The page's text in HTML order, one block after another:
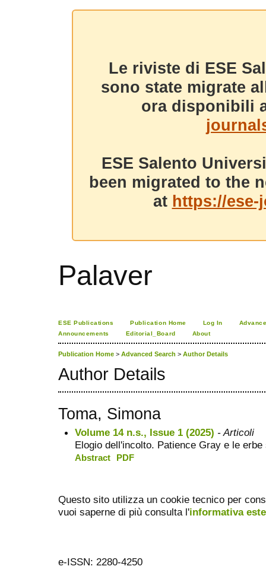
Le riviste di ESE
sono state migrate
ora disponibili
ESE Salento
been migrated to the
at https://
Palaver
ESE Publications Publication Home Log In
Announcements
Editorial_Board About
Publication Home > Advanced Search > Author Details
Author Details
Toma, Simona
Volume 14 n.s., Issue 1 (2025) - Articoli
Elogio dell'incolto. Patience Gray e le erbe
Abstract PDF
Questo sito utilizza un cookie tecnico per
vuoi saperne di più consulta l'informativa
e-ISSN: 2280-4250